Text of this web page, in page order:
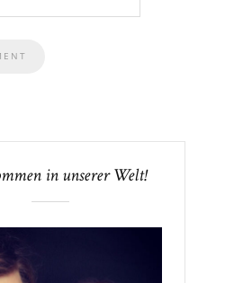
in unserer Welt!